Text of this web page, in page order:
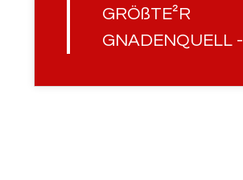
GRÖßTE²R
GNADENQUELL -